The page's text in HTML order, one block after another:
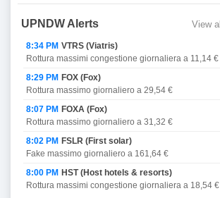
UPNDW Alerts View all
8:34 PM VTRS (Viatris)
Rottura massimi congestione giornaliera a 11,14 €
8:29 PM FOX (Fox)
Rottura massimo giornaliero a 29,54 €
8:07 PM FOXA (Fox)
Rottura massimo giornaliero a 31,32 €
8:02 PM FSLR (First solar)
Fake massimo giornaliero a 161,64 €
8:00 PM HST (Host hotels & resorts)
Rottura massimi congestione giornaliera a 18,54 €